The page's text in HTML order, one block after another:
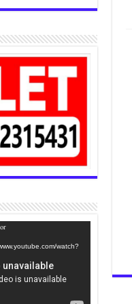
Player
watch?